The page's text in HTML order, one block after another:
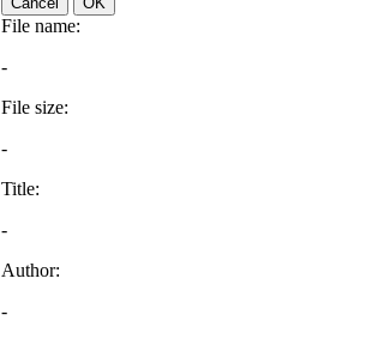
File name:
-
File size:
-
Title:
-
Author:
-